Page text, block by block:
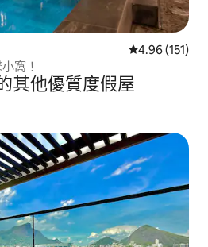
從 151 則評價
4.96 (151)
窩！
其他優質度假屋